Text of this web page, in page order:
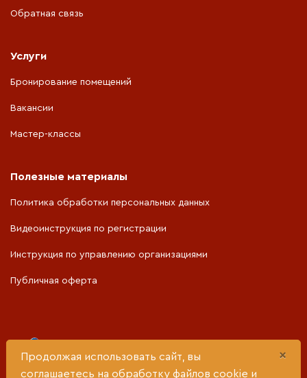
×
Продолжая использовать сайт, вы
соглашаетесь на обработку файлов cookie и
Обратная связь
Услуги
Бронирование помещений
Вакансии
Мастер-классы
Полезные материалы
Политика обработки персональных данных
Видеоинструкция по регистрации
Инструкция по управлению организациями
Публичная оферта
Министерства социальной политики Свердловской